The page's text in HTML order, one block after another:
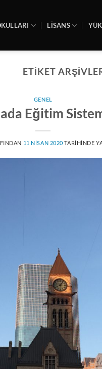
LİSANS
ETIKET
GENEL
Eğitim
11 NISAN 2020 TARIHINDE